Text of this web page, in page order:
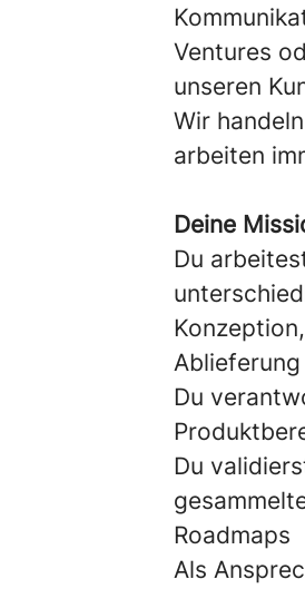
Ventures
unseren
Wir
arbeiten
Deine
Du
Du
Du
Roadmaps
Als